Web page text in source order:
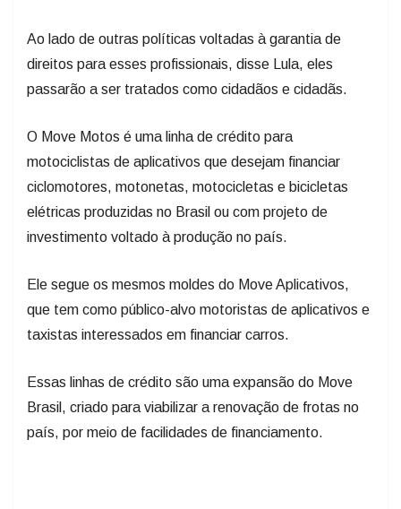
Ao lado de outras políticas voltadas à garantia de
direitos para esses profissionais, disse Lula, eles
passarão a ser tratados como cidadãos e cidadãs.
O Move Motos é uma linha de crédito para
motociclistas de aplicativos que desejam financiar
ciclomotores, motonetas, motocicletas e bicicletas
elétricas produzidas no Brasil ou com projeto de
investimento voltado à produção no país.
Ele segue os mesmos moldes do Move Aplicativos,
que tem como público-alvo motoristas de aplicativos e
taxistas interessados em financiar carros.
Essas linhas de crédito são uma expansão do Move
Brasil, criado para viabilizar a renovação de frotas no
país, por meio de facilidades de financiamento.